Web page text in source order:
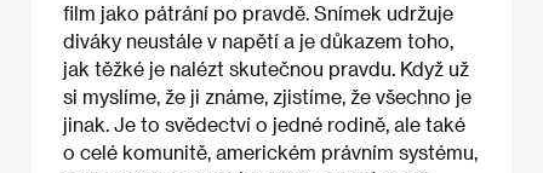
film jako pátrání po pravdě. Snímek udržuje
diváky neustále v napětí a je důkazem toho,
jak těžké je nalézt skutečnou pravdu. Když už
si myslíme, že ji známe, zjistíme, že všechno je
jinak. Je to svědectví o jedné rodině, ale také
o celé komunitě, americkém právním systému,